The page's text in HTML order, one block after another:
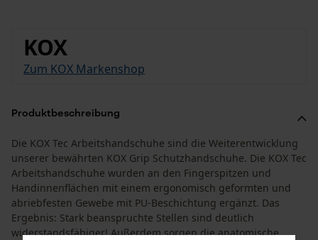
KOX
Zum KOX Markenshop
Produktbeschreibung
Die KOX Tec Arbeitshandschuhe sind die Weiterentwicklung
unserer bewährten KOX Grip Schutzhandschuhe. Die KOX Tec
Arbeitshandschuhe wurden an den Fingerspitzen und
Handinnenflächen mit einem ergonomisch geformten und
abriebfesten Gewebe mit PU-Beschichtung ergänzt. Das
Ergebnis: Stark beanspruchte Stellen sind deutlich
widerstandsfähiger! Außerdem sorgen die anatomische